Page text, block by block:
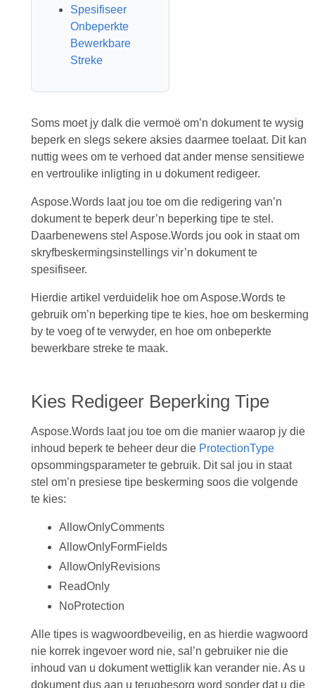
Spesifiseer
Onbeperkte
Bewerkbare
Streke
Soms moet jy dalk die vermoë om’n dokument te wysig
beperk en slegs sekere aksies daarmee toelaat. Dit kan
nuttig wees om te verhoed dat ander mense sensitiewe
en vertroulike inligting in u dokument redigeer.
Aspose.Words laat jou toe om die redigering van’n
dokument te beperk deur’n beperking tipe te stel.
Daarbenewens stel Aspose.Words jou ook in staat om
skryfbeskermingsinstellings vir’n dokument te
spesifiseer.
Hierdie artikel verduidelik hoe om Aspose.Words te
gebruik om’n beperking tipe te kies, hoe om beskerming
by te voeg of te verwyder, en hoe om onbeperkte
bewerkbare streke te maak.
Kies Redigeer Beperking Tipe
Aspose.Words laat jou toe om die manier waarop jy die
inhoud beperk te beheer deur die ProtectionType
opsommingsparameter te gebruik. Dit sal jou in staat
stel om’n presiese tipe beskerming soos die volgende
te kies:
AllowOnlyComments
AllowOnlyFormFields
AllowOnlyRevisions
ReadOnly
NoProtection
Alle tipes is wagwoordbeveilig, en as hierdie wagwoord
nie korrek ingevoer word nie, sal’n gebruiker nie die
inhoud van u dokument wettiglik kan verander nie. As u
dokument dus aan u terugbesorg word sonder dat u die